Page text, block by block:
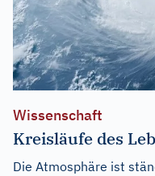
Wissenschaft
Kreisläufe des
Die Atmosphäre ist